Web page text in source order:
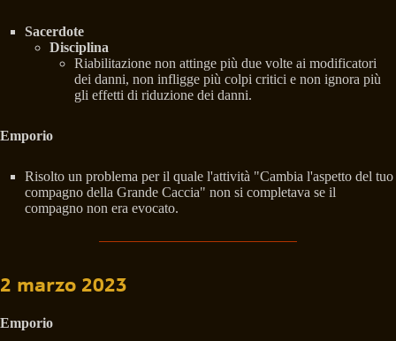
Sacerdote
Disciplina
Riabilitazione non attinge più due volte ai modificatori
dei danni, non infligge più colpi critici e non ignora più
gli effetti di riduzione dei danni.
Emporio
Risolto un problema per il quale l'attività "Cambia l'aspetto del tuo
compagno della Grande Caccia" non si completava se il
compagno non era evocato.
2 marzo 2023
Emporio